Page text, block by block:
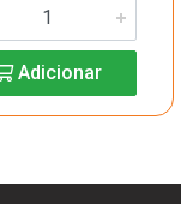
Adicionar